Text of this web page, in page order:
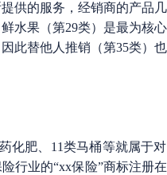
供的服务，经销商的产品
水果（第29类）是最为核
此替他人推销（第35类）
肥、11类马桶等就属于
行业的“xx保险”商标注册